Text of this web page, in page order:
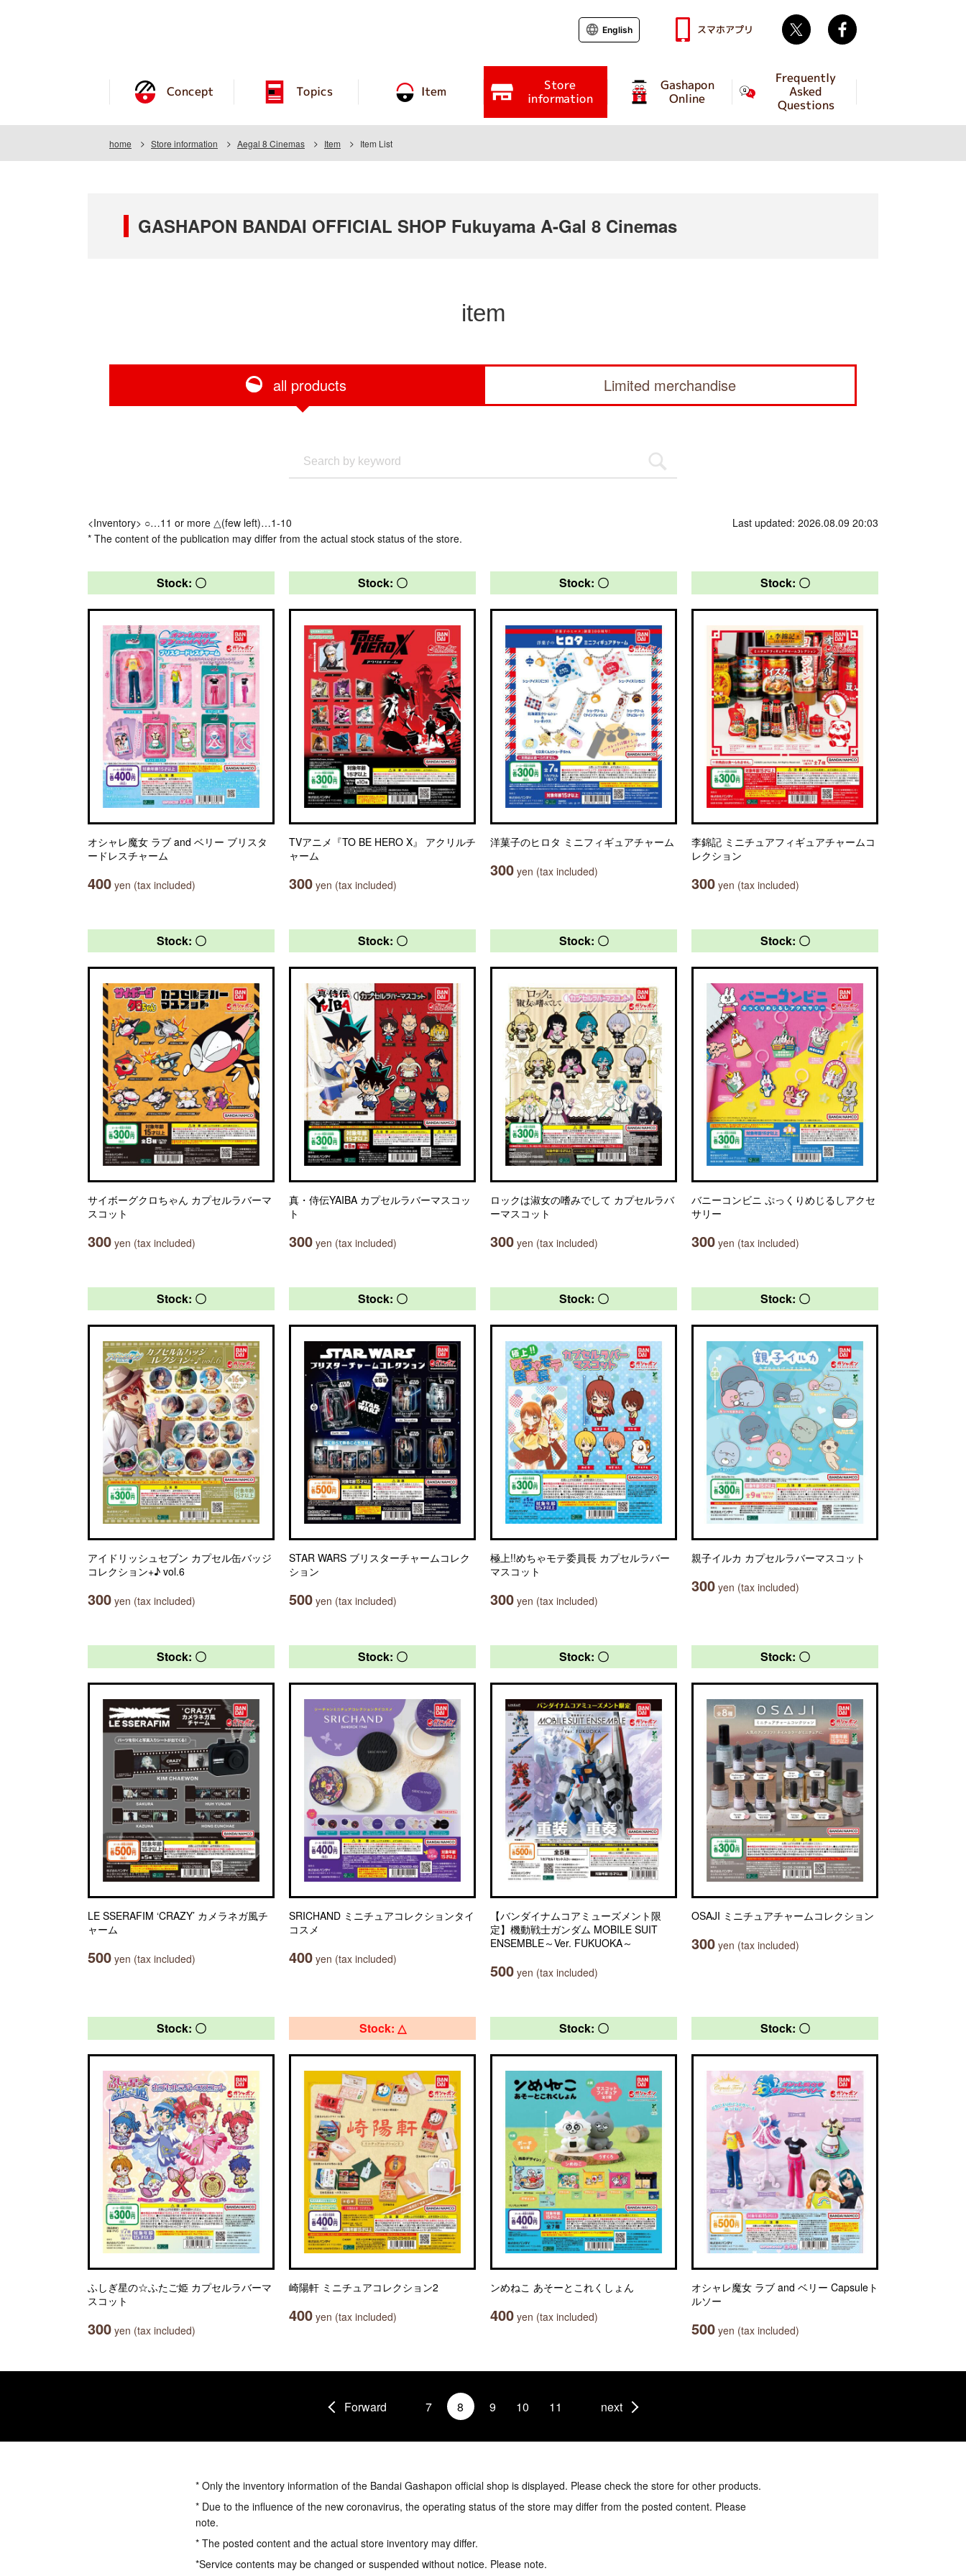
Concept Topics Item Store
information
Gashapon
Online
Frequently
Asked
Questions
English スマホアプリ Twitter
home Store information Aegal 8 Cinemas Item Item List
GASHAPON BANDAI OFFICIAL SHOP Fukuyama A-Gal 8 Cinemas
item
all products Limited merchandise
<Inventory> ○…11 or more △(few left)…1-10
* The content of the publication may differ from the actual stock status of the store.
Last updated: 2026.08.09 20:03
Stock: 〇
オシャレ魔女 ラブ and ベリー ブリスタ
ードレスチャーム
400 yen (tax included)
Stock: 〇
TVアニメ『TO BE HERO X』 アクリルチ
ャーム
300 yen (tax included)
Stock: 〇
洋菓子のヒロタ ミニフィギュアチャーム
300 yen (tax included)
Stock: 〇
李錦記 ミニチュアフィギュアチャームコ
レクション
300 yen (tax included)
Stock: 〇
サイボーグクロちゃん カプセルラバーマ
スコット
300 yen (tax included)
Stock: 〇
真・侍伝YAIBA カプセルラバーマスコッ
ト
300 yen (tax included)
Stock: 〇
ロックは淑女の嗜みでして カプセルラバ
ーマスコット
300 yen (tax included)
Stock: 〇
バニーコンビニ ぷっくりめじるしアクセ
サリー
300 yen (tax included)
Stock: 〇
アイドリッシュセブン カプセル缶バッジ
コレクション+♪ vol.6
300 yen (tax included)
Stock: 〇
STAR WARS ブリスターチャームコレク
ション
500 yen (tax included)
Stock: 〇
極上!!めちゃモテ委員長 カプセルラバー
マスコット
300 yen (tax included)
Stock: 〇
親子イルカ カプセルラバーマスコット
300 yen (tax included)
Stock: 〇
LE SSERAFIM ‘CRAZY’ カメラネガ風チ
ャーム
500 yen (tax included)
Stock: 〇
SRICHAND ミニチュアコレクションタイ
コスメ
400 yen (tax included)
Stock: 〇
【バンダイナムコアミューズメント限
定】機動戦士ガンダム MOBILE SUIT
ENSEMBLE～Ver. FUKUOKA～
500 yen (tax included)
Stock: 〇
OSAJI ミニチュアチャームコレクション
300 yen (tax included)
Stock: 〇
ふしぎ星の☆ふたご姫 カプセルラバーマ
スコット
300 yen (tax included)
Stock: △
崎陽軒 ミニチュアコレクション2
400 yen (tax included)
Stock: 〇
ンめねこ あそーとこれくしょん
400 yen (tax included)
Stock: 〇
オシャレ魔女 ラブ and ベリー Capsuleト
ルソー
500 yen (tax included)
Forward 7 8 9 10 11 next
* Only the inventory information of the Bandai Gashapon official shop is displayed. Please check the store for other products.
* Due to the influence of the new coronavirus, the operating status of the store may differ from the posted content. Please
note.
* The posted content and the actual store inventory may differ.
*Service contents may be changed or suspended without notice. Please note.